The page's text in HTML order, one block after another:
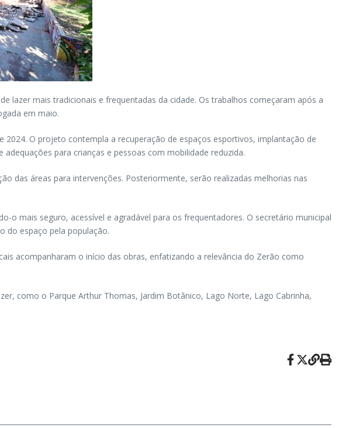
lazer mais tradicionais e frequentadas da cidade. Os trabalhos começaram após a
em maio.
O projeto contempla a recuperação de espaços esportivos, implantação de
para crianças e pessoas com mobilidade reduzida.
das áreas para intervenções. Posteriormente, serão realizadas melhorias nas
mais seguro, acessível e agradável para os frequentadores. O secretário municipal
do espaço pela população.
acompanharam o início das obras, enfatizando a relevância do Zerão como
como o Parque Arthur Thomas, Jardim Botânico, Lago Norte, Lago Cabrinha,